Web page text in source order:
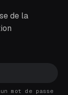
de la
mot de passe